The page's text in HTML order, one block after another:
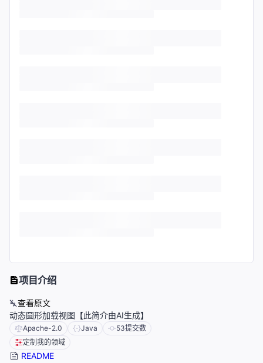
项目介绍
查看原文
动态圆形加载视图【此简介由AI生成】
Apache-2.0 Java 53提交数
定制我的领域
README